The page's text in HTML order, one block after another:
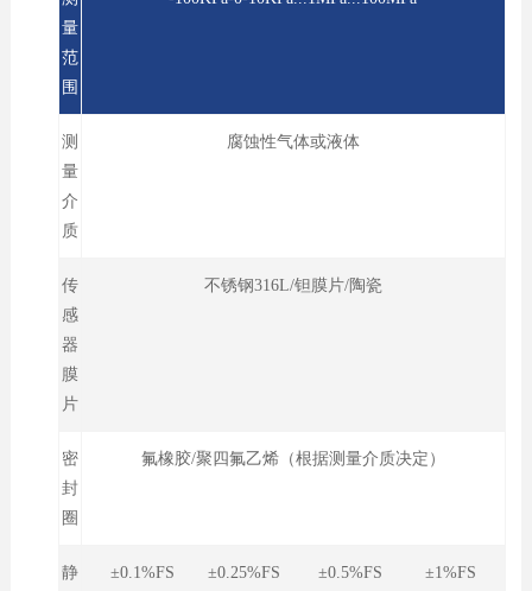
量
范
围
测
量
介
质
腐蚀性气体或液体
传
感
器
膜
片
不锈钢316L/钽膜片/陶瓷
密
封
圈
氟橡胶/聚四氟乙烯（根据测量介质决定）
静
±0.1%FS ±0.25%FS ±0.5%FS ±1%FS